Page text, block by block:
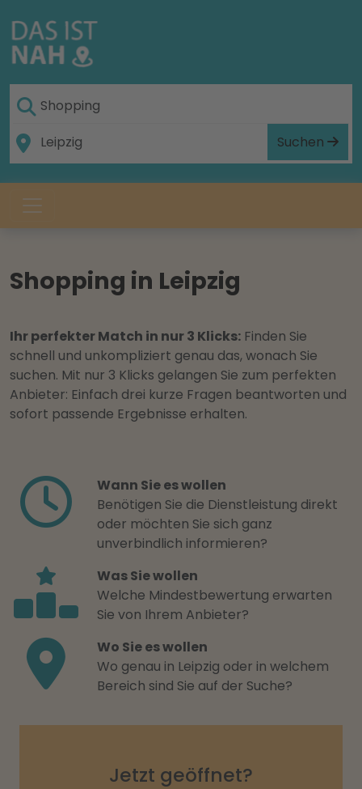
Suchen
Shopping in Leipzig
Ihr perfekter Match in nur 3 Klicks: Finden Sie
schnell und unkompliziert genau das, wonach Sie
suchen. Mit nur 3 Klicks gelangen Sie zum perfekten
Anbieter: Einfach drei kurze Fragen beantworten und
sofort passende Ergebnisse erhalten.
Wann Sie es wollen
Benötigen Sie die Dienstleistung direkt
oder möchten Sie sich ganz
unverbindlich informieren?
Was Sie wollen
Welche Mindestbewertung erwarten
Sie von Ihrem Anbieter?
Wo Sie es wollen
Wo genau in Leipzig oder in welchem
Bereich sind Sie auf der Suche?
Jetzt geöffnet?